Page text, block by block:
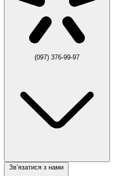
(097) 376-99-97
Звʼязатися з нами